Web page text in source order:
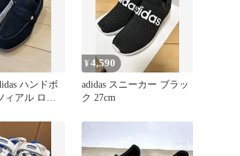
ハンドボ
ィアル ロー
¥4,590
adidas スニーカー ブラッ
ク 27cm